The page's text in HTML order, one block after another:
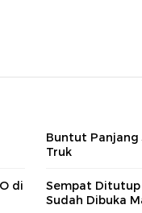
Buntut Panjang
Truk
di
Sempat Ditutup
Sudah Dibuka